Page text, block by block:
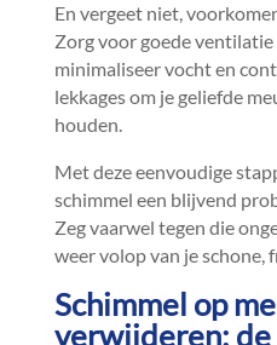
En vergeet niet,
Zorg voor goede
minimaliseer vocht en
lekkages om je geliefde
houden.​
Met deze eenvoudige
schimmel een blijvend
Zeg vaarwel tegen die
weer volop van je schone,
Schimmel op
verwijderen: